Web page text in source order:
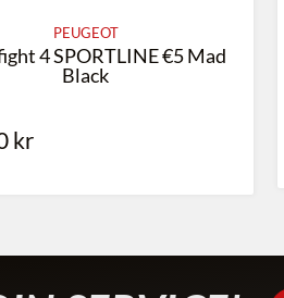
PEUGEOT
4 SPORTLINE €5 Mad
Black
kr